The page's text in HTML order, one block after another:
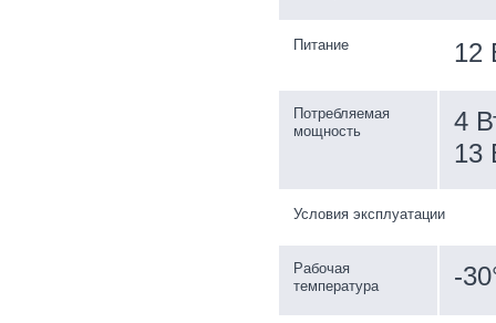
Питание 12
Потребляемая
мощность
4
13
Условия эксплуатации
Рабочая
температура
-